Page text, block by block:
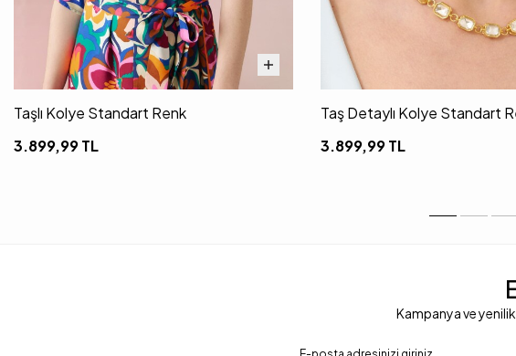
Taşlı Kolye Standart Renk
3.899,99TL
Taş Detaylı Kolye Standart
3.899,99TL
Kampanya ve